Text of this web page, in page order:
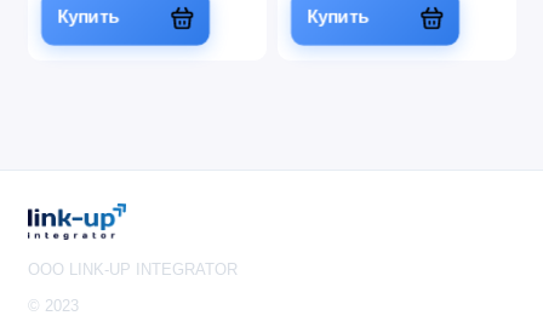
Купить Купить
OOO LINK-UP INTEGRATOR
© 2023